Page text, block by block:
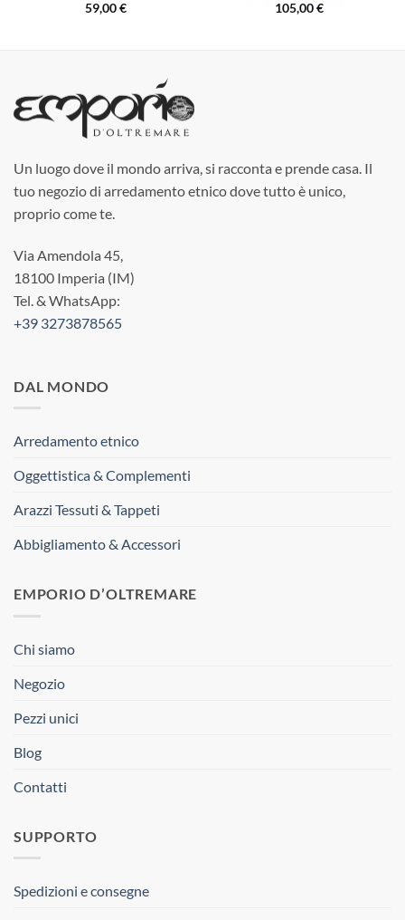
59,00€
105,00€
Un luogo dove il mondo arriva, si racconta e prende casa. Il
tuo negozio di arredamento etnico dove tutto è unico,
proprio come te.
Via Amendola 45,
18100 Imperia (IM)
Tel. & WhatsApp:
+39 3273878565
DAL MONDO
Arredamento etnico
Oggettistica & Complementi
Arazzi Tessuti & Tappeti
Abbigliamento & Accessori
EMPORIO D’OLTREMARE
Chi siamo
Negozio
Pezzi unici
Blog
Contatti
SUPPORTO
Spedizioni e consegne